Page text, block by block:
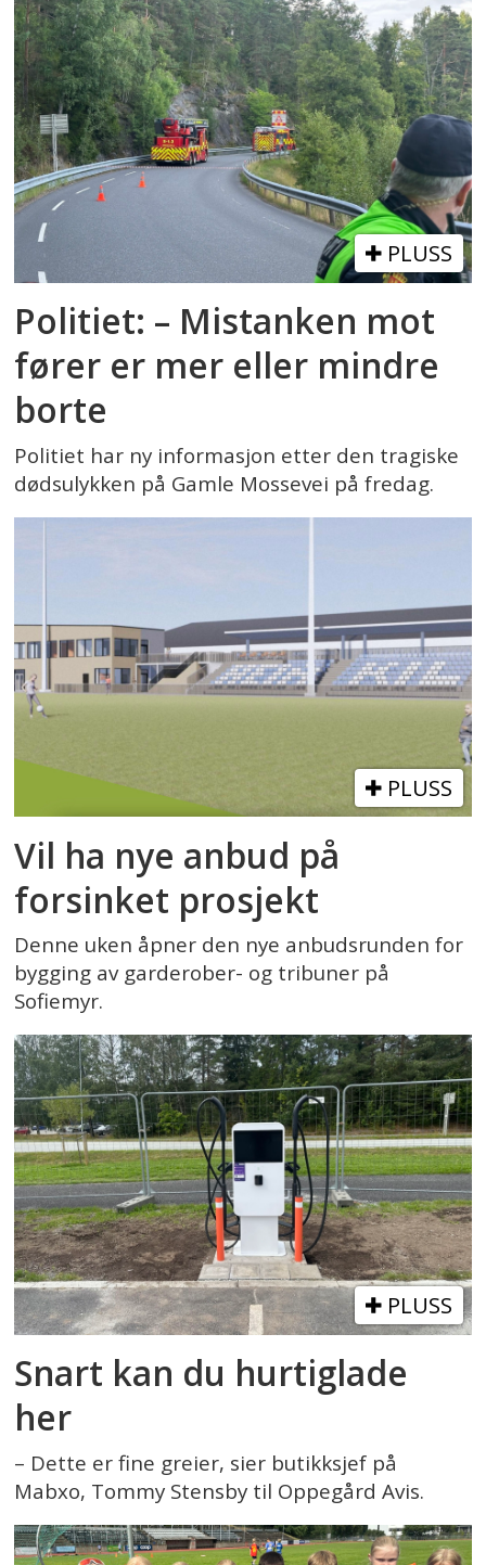
PLUSS
Politiet: – Mistanken mot
fører er mer eller mindre
borte
Politiet har ny informasjon etter den tragiske
dødsulykken på Gamle Mossevei på fredag.
PLUSS
Vil ha nye anbud på
forsinket prosjekt
Denne uken åpner den nye anbudsrunden for
bygging av garderober- og tribuner på
Sofiemyr.
PLUSS
Snart kan du hurtiglade
her
– Dette er fine greier, sier butikksjef på
Mabxo, Tommy Stensby til Oppegård Avis.